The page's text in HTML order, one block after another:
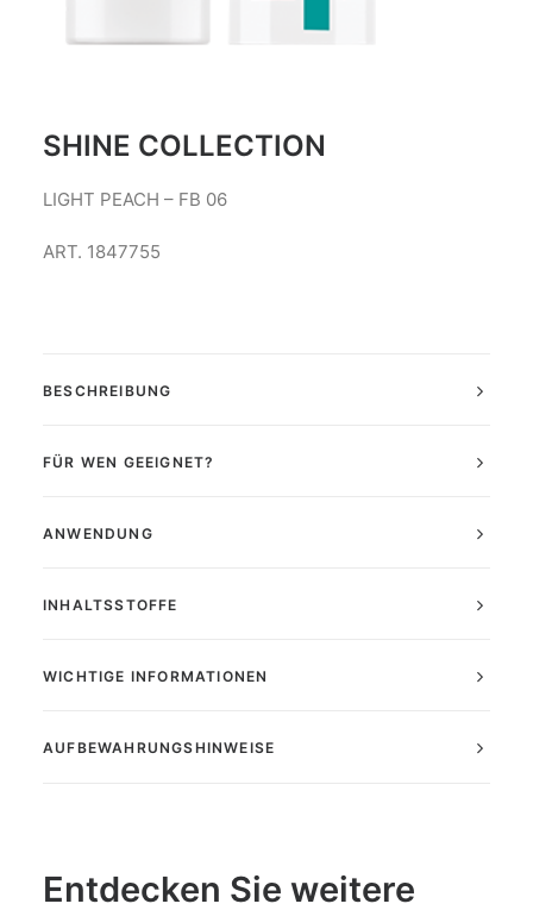
SHINE COLLECTION
LIGHT PEACH – FB 06
ART. 1847755
BESCHREIBUNG
FÜR WEN GEEIGNET?
ANWENDUNG
INHALTSSTOFFE
WICHTIGE INFORMATIONEN
AUFBEWAHRUNGSHINWEISE
Entdecken Sie weitere